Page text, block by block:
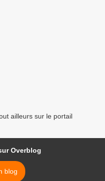
ailleurs sur le portail
Overblog
blog